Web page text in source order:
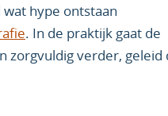
hype ontstaan
. In de praktijk gaat de
zorgvuldig verder, geleid